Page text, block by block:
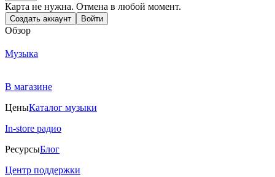
Карта не нужна. Отмена в любой момент.
Создать аккаунт Войти
Обзор
Музыка
В магазине
ЦеныКаталог музыки
In-store радио
РесурсыБлог
Центр поддержки